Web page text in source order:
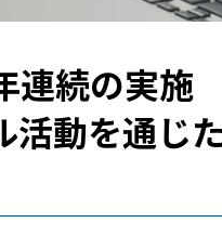
連続の実施
活動を通じ